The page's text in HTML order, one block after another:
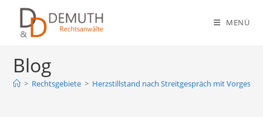
springen
MENÜ
Blog
> Rechtsgebiete > Herzstillstand nach Streitgespräch mit